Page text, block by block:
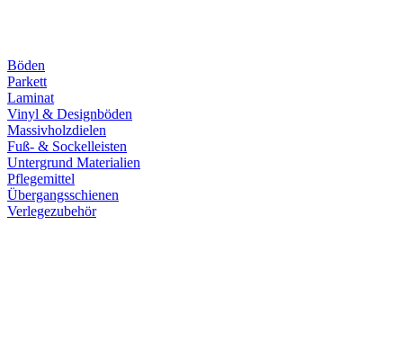
Böden
Parkett
Laminat
Vinyl & Designböden
Massivholzdielen
Fuß- & Sockelleisten
Untergrund Materialien
Pflegemittel
Übergangsschienen
Verlegezubehör